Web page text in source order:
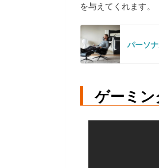
を与えてくれます。
パーソ
ゲーミ